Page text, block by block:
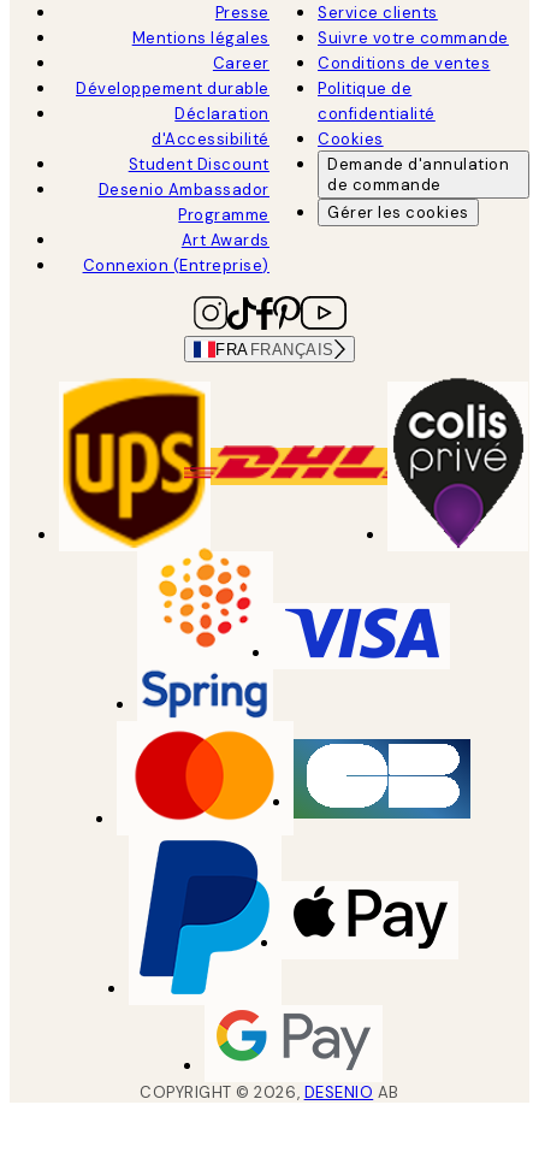
Presse
Mentions légales
Career
Développement durable
Déclaration
d'Accessibilité
Student Discount
Desenio Ambassador
Programme
Art Awards
Connexion (Entreprise)
Service clients
Suivre votre commande
Conditions de ventes
Politique de
confidentialité
Cookies
Demande d'annulation
de commande
Gérer les cookies
FRA FRANÇAIS
COPYRIGHT ©2026, DESENIO AB